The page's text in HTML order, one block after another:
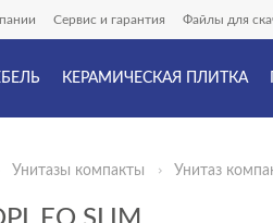
Сервис и гарантия Файлы для
КЕРАМИЧЕСКАЯ ПЛИТКА
Унитазы компакты Унитаз